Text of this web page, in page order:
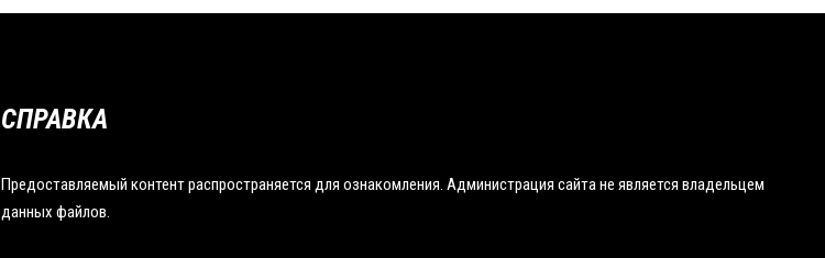
СПРАВКА
Предоставляемый контент распространяется для ознакомления. Администрация сайта не является владельцем
данных файлов.